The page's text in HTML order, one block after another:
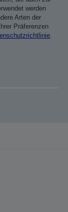
werden
Arten der
Präferenzen